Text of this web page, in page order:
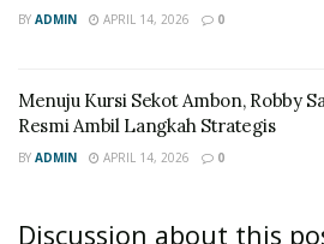
BY ADMIN APRIL 14, 2026 0
Menuju Kursi Sekot Ambon, Robby
Resmi Ambil Langkah Strategis
BY ADMIN APRIL 14, 2026 0
Discussion about this